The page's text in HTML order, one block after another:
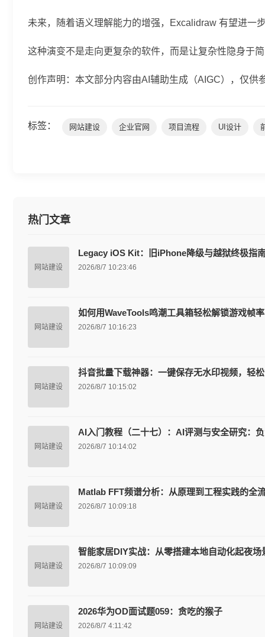
未来，随着语义理解能力的增强，Excalidraw 有望进一
这种演变不是走向更复杂的软件，而是让复杂性隐身
创作声明：本文部分内容由AI辅助生成（AIGC），仅供
标签： 网站建设 企业官网 项目流程 UI设计
热门文章
网站建设
Legacy iOS Kit：旧iPhone降级与越狱终极指
2026/8/7 10:23:46
网站建设
如何用WaveTools鸣潮工具箱轻松解锁游戏帧
2026/8/7 10:16:23
网站建设
抖音批量下载神器：一键保存无水印视频，轻
2026/8/7 10:15:02
网站建设
AI入门教程（二十七）：AI评测与安全研究：
2026/8/7 10:14:02
网站建设
Matlab FFT频谱分析：从原理到工程实践的全
2026/8/7 10:09:18
网站建设
智能家居DIY实战：从零搭建本地自动化起夜场
2026/8/7 10:09:09
网站建设
2026华为OD面试题059：贪吃的猴子
2026/8/7 4:11:42